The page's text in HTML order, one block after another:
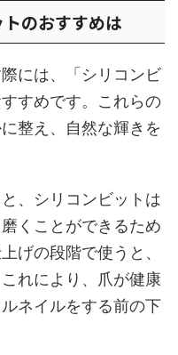
のおすすめは
には、「シリコンビ
すめです。これらの
整え、自然な輝きを
、シリコンビットは
くことができるため
げの段階で使うと、
れにより、爪が健康
ネイルをする前の下